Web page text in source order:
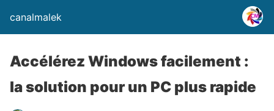
canalmalek
Accélérez Windows facilement :
la solution pour un PC plus rapide